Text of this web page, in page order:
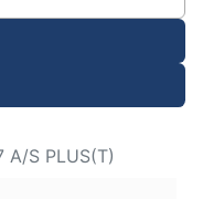
A/S PLUS(T)